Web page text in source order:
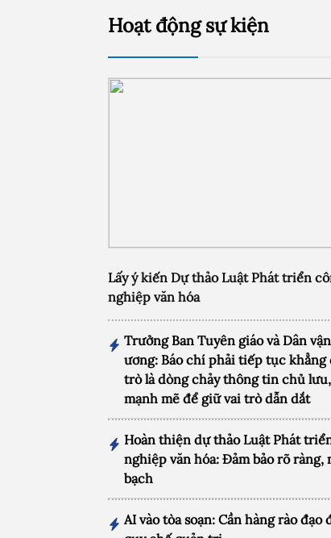
Hoạt động sự kiện
Lấy ý kiến Dự thảo Luật Phát triển
nghiệp văn hóa
Trưởng Ban Tuyên giáo và Dân
ương: Báo chí phải tiếp tục khẳng
trò là dòng chảy thông tin chủ
mạnh mẽ để giữ vai trò dẫn dắt
Hoàn thiện dự thảo Luật Phát
nghiệp văn hóa: Đảm bảo rõ ràng,
bạch
AI vào tòa soạn: Cần hàng rào đạo